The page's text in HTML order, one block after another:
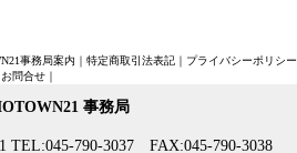
事務局案内 ｜ 特定商取引法表記 ｜ プライバシーポリシー
お問合せ｜
事務局
TEL:045-790-3037 FAX:045-790-3038